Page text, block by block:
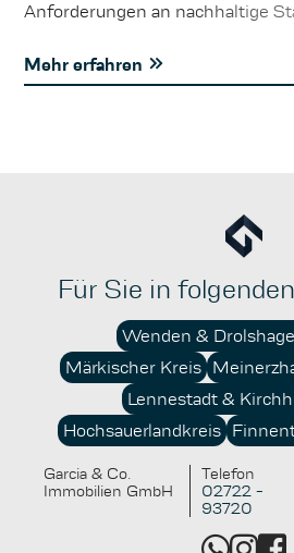
Anforderungen an nachhaltige
zukunftsfähigen Objekten. Ob
die energetische Sanierung,
bessere Vermietbarkeit, höhere
und ein gesteigertes
kommende gesetzliche
überzeugende Argumente für
Immobilienbestand. Wer sich
Fördermöglichkeiten und
beschäftigt, schafft für sich und
Generationen einen echten
Mehr erfahren
Für Sie in
Wenden &
Märkischer Kreis
Lennestadt &
Hochsauerlandkreis
Garcia & Co.
Immobilien GmbH
Telefon
02722 -
93720